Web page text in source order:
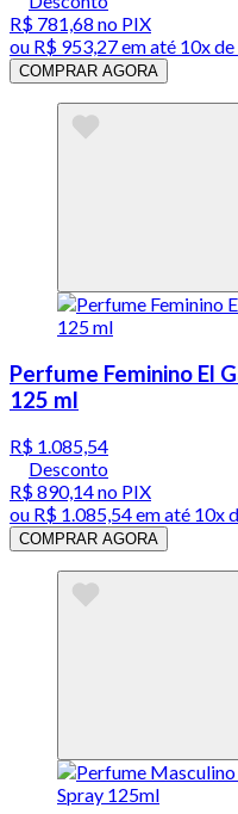
R$ 781,68 no PIX
ou R$ 953,27em até 10x
COMPRAR AGORA
Perfume Feminino El
125 ml
R$ 1.085,54
Desconto
R$ 890,14no PIX
ou R$ 1.085,54em até 10x
COMPRAR AGORA